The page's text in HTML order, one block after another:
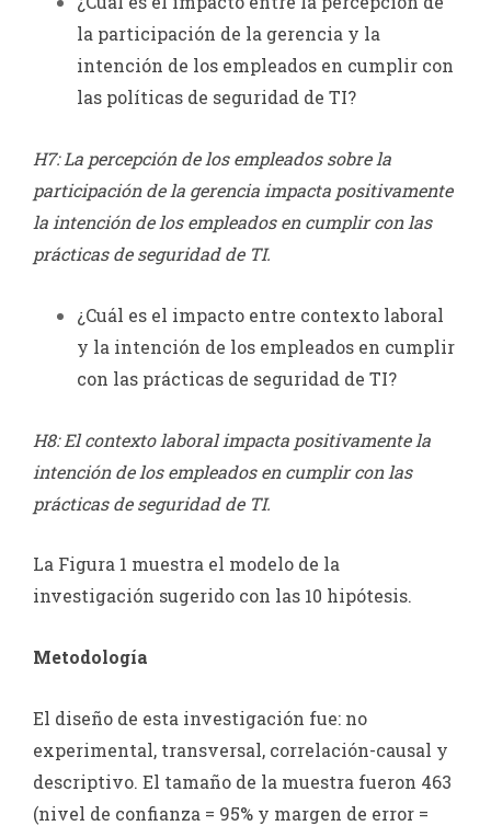
la participación de la gerencia y la
intención de los empleados en cumplir con
las políticas de seguridad de TI?
H7: La percepción de los empleados sobre la
participación de la gerencia impacta positivamente
la intención de los empleados en cumplir con las
prácticas de seguridad de TI.
¿Cuál es el impacto entre contexto laboral
y la intención de los empleados en cumplir
con las prácticas de seguridad de TI?
H8: El contexto laboral impacta positivamente la
intención de los empleados en cumplir con las
prácticas de seguridad de TI.
La Figura 1 muestra el modelo de la
investigación sugerido con las 10 hipótesis.
Metodología
El diseño de esta investigación fue: no
experimental, transversal, correlación-causal y
descriptivo. El tamaño de la muestra fueron 463
(nivel de confianza = 95% y margen de error =